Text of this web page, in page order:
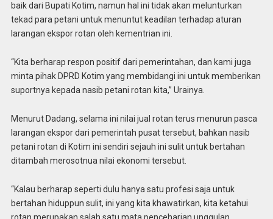
baik dari Bupati Kotim, namun hal ini tidak akan melunturkan
tekad para petani untuk menuntut keadilan terhadap aturan
larangan ekspor rotan oleh kementrian ini.
“Kita berharap respon positif dari pemerintahan, dan kami juga
minta pihak DPRD Kotim yang membidangi ini untuk memberikan
suportnya kepada nasib petani rotan kita,” Urainya.
Menurut Dadang, selama ini nilai jual rotan terus menurun pasca
larangan ekspor dari pemerintah pusat tersebut, bahkan nasib
petani rotan di Kotim ini sendiri sejauh ini sulit untuk bertahan
ditambah merosotnua nilai ekonomi tersebut.
“Kalau berharap seperti dulu hanya satu profesi saja untuk
bertahan hiduppun sulit, ini yang kita khawatirkan, kita ketahui
rotan merupakan salah satu mata penceharian unggulan